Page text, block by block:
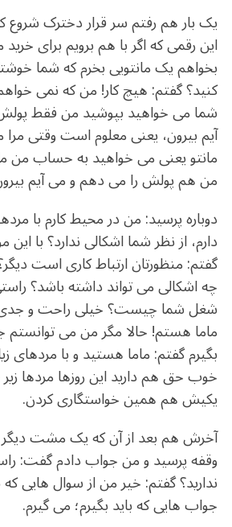
یک بار هم رفتم سر قرار دخترک
این رقمی که اگر با هم برویم برای
بخواهم یک مانتویی بخرم که شما
کنید؟ گفتم: هیچ کار! من که نمی
شما می خواهید بپوشید من فقط
آیم بیرون، یعنی معلوم است وقتی مرا
مانتو یعنی می خواهید به حساب من
من هم پولش را می دهم و می آیم
دوباره پرسید: من در محیط کارم با
دارم، از نظر شما اشکالی ندارد؟ با
گفتم: منظورتان ارتباط کاری است
چه اشکالی می تواند داشته باشد؟
شغل شما چیست؟ خیلی راحت و
ماما هستم! حالا مگر من می توانستم
بگیرم گفتم: ماما هستید و با مردهای
خوب حق هم دارید این روزها مردها
یکیش هم همین خواستگاری کردن.
آخرش هم بعد از آن که یک مشت دیگر
وقفه پرسید و من جواب دادم گفت:
ندارید؟ گفتم: خیر من از سوال هایی
جواب هایی که باید بگیرم؛ می گیرم.